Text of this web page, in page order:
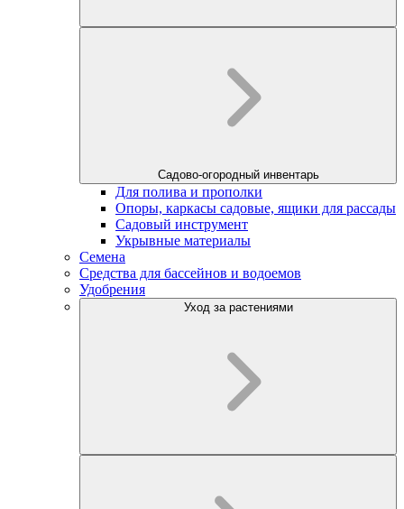
Садово-огородный инвентарь
Для полива и прополки
Опоры, каркасы садовые, ящики для рассады
Садовый инструмент
Укрывные материалы
Семена
Средства для бассейнов и водоемов
Удобрения
Уход за растениями